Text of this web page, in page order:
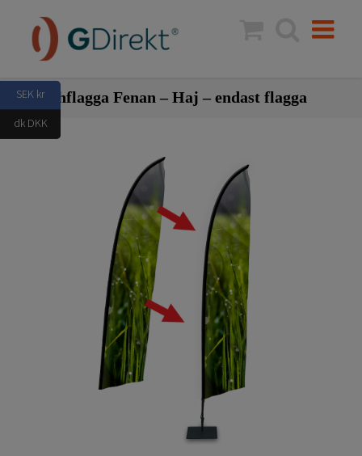
innehållet
Beachflagga Fenan – Haj – endast flagga
SEK kr
dk DKK